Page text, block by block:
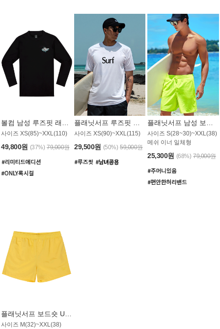
사이즈 XS(85)~XXL(110)
49,800원 (37%) 79,000원
사이즈 XS(90)~XXL(115)
29,500원 (50%) 59,000원
사이즈 S(28~30)~XXL(38)
메쉬 이너 일체형
25,300원 (68%) 79,000원
플래닛서프 보드숏 UMB008YPS
사이즈 M(32)~XXL(38)